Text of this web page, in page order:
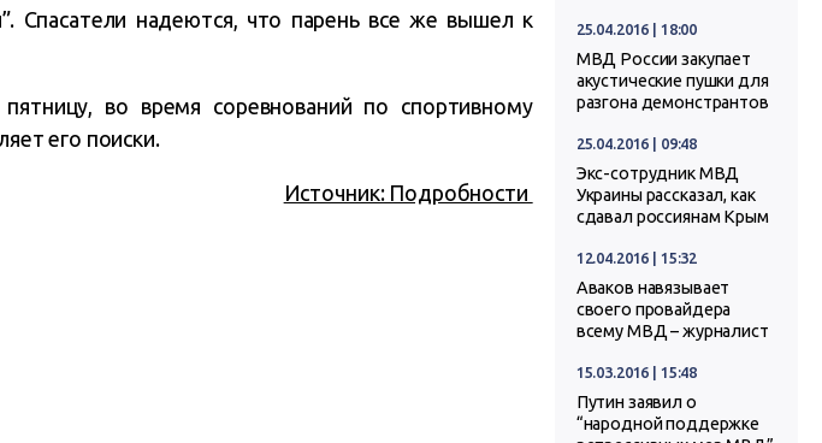
Спасатели надеются, что парень все же вышел к
во время соревнований по спортивному
его поиски.
Источник: Подробности
25.04.2016 | 18:00
МВД России закупает
акустические пушки для
разгона демонстрантов
25.04.2016 | 09:48
Экс-сотрудник МВД
Украины рассказал, как
сдавал россиянам Крым
12.04.2016 | 15:32
Аваков навязывает
своего провайдера
всему МВД – журналист
15.03.2016 | 15:48
Путин заявил о
“народной поддержке